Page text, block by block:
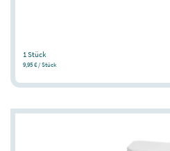
1 Stück
9,95 € / Stück